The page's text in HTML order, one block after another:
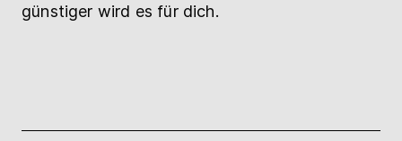
günstiger wird es für dich.